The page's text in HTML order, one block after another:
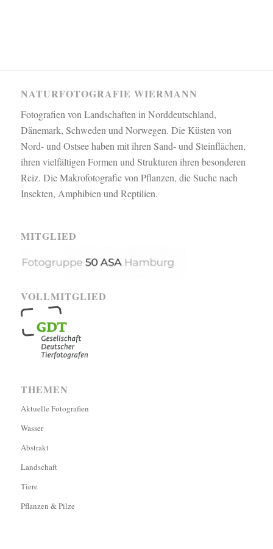
NATURFOTOGRAFIE WIERMANN
Fotografien von Landschaften in Norddeutschland,
Dänemark, Schweden und Norwegen. Die Küsten von
Nord- und Ostsee haben mit ihren Sand- und Steinflächen,
ihren vielfältigen Formen und Strukturen ihren besonderen
Reiz. Die Makrofotografie von Pflanzen, die Suche nach
Insekten, Amphibien und Reptilien.
MITGLIED
VOLLMITGLIED
THEMEN
Aktuelle Fotografien
Wasser
Abstrakt
Landschaft
Tiere
Pflanzen & Pilze